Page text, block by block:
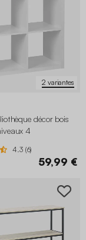
2 variantes
décor bois
4
4.3 (6)
59,99 €